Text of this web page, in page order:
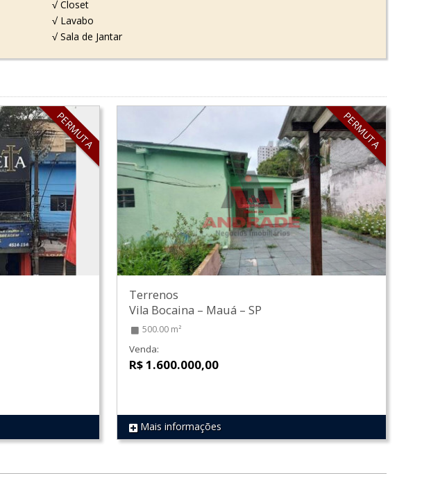
√ Closet
√ Lavabo
√ Sala de Jantar
PERMUTA PERMUTA
REF 139
Terrenos
Vila Bocaina – Mauá –SP
500.00 m²
Venda:
R$ 1.600.000,00
Mais informações